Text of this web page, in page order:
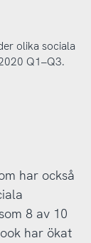
olika sociala
Q1–Q3.
har också
8 av 10
har ökat